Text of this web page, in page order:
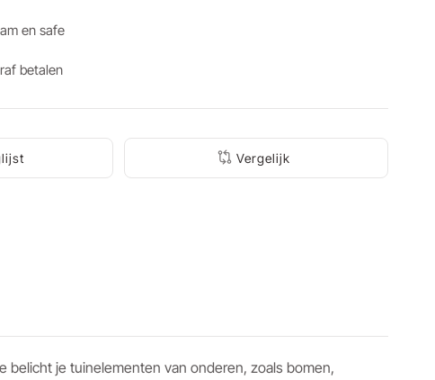
en safe
betalen
Vergelijk
belicht je tuinelementen van onderen, zoals bomen,